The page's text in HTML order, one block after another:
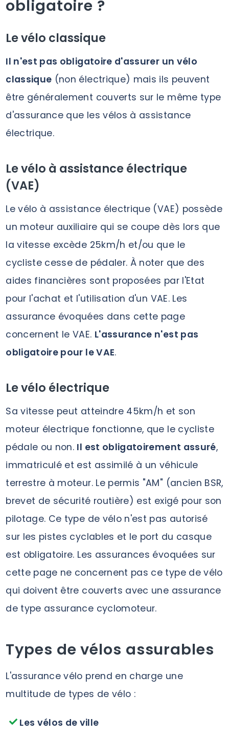
obligatoire ?
Le vélo classique
Il n'est pas obligatoire d'assurer un vélo
classique (non électrique) mais ils peuvent
être généralement couverts sur le même type
d'assurance que les vélos à assistance
électrique.
Le vélo à assistance électrique
(VAE)
Le vélo à assistance électrique (VAE) possède
un moteur auxiliaire qui se coupe dès lors que
la vitesse excède 25km/h et/ou que le
cycliste cesse de pédaler. À noter que des
aides financières sont proposées par l'Etat
pour l'achat et l'utilisation d'un VAE. Les
assurance évoquées dans cette page
concernent le VAE. L'assurance n'est pas
obligatoire pour le VAE.
Le vélo électrique
Sa vitesse peut atteindre 45km/h et son
moteur électrique fonctionne, que le cycliste
pédale ou non. Il est obligatoirement assuré,
immatriculé et est assimilé à un véhicule
terrestre à moteur. Le permis "AM" (ancien BSR,
brevet de sécurité routière) est exigé pour son
pilotage. Ce type de vélo n'est pas autorisé
sur les pistes cyclables et le port du casque
est obligatoire. Les assurances évoquées sur
cette page ne concernent pas ce type de vélo
qui doivent être couverts avec une assurance
de type assurance cyclomoteur.
Types de vélos assurables
L'assurance vélo prend en charge une
multitude de types de vélo :
Les vélos de ville